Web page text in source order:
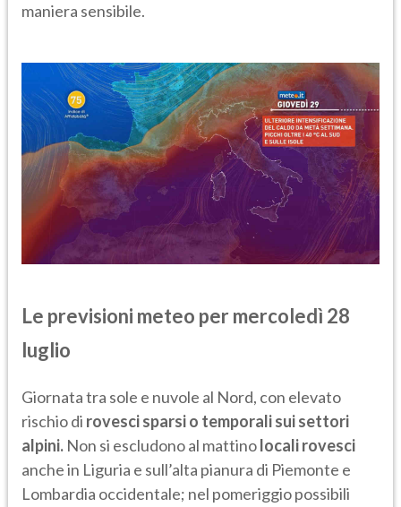
maniera sensibile.
Le previsioni meteo per mercoledì 28
luglio
Giornata tra sole e nuvole al Nord, con elevato
rischio di rovesci sparsi o temporali sui settori
alpini. Non si escludono al mattinolocali rovesci
anche in Liguria e sull’alta pianura di Piemonte e
Lombardia occidentale; nel pomeriggio possibili